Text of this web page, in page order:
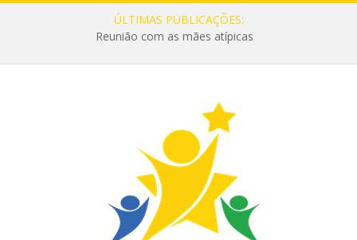
ÚLTIMAS PUBLICAÇÕES:
Reunião com as mães atípicas